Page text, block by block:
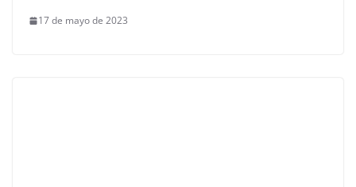
17 de mayo de 2023